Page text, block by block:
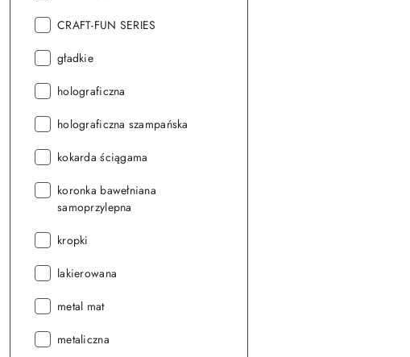
Seria:
CRAFT-FUN SERIES
Seria:
gładkie
Seria:
holograficzna
Seria:
holograficzna szampańska
Seria:
kokarda ściągama
Seria:
koronka bawełniana
samoprzylepna
Seria:
kropki
Seria:
lakierowana
Seria:
metal mat
Seria:
metaliczna